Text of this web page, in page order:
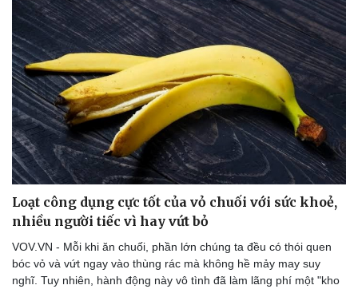
Loạt công dụng cực tốt của vỏ chuối với sức khoẻ,
nhiều người tiếc vì hay vứt bỏ
VOV.VN - Mỗi khi ăn chuối, phần lớn chúng ta đều có thói quen
bóc vỏ và vứt ngay vào thùng rác mà không hề mảy may suy
nghĩ. Tuy nhiên, hành động này vô tình đã làm lãng phí một "kho